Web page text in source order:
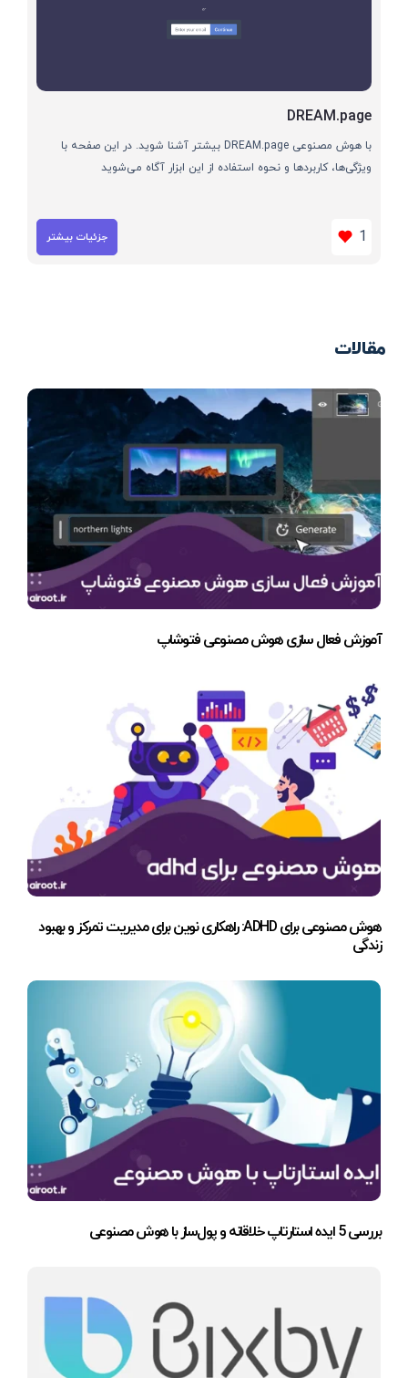
DREAM.page
با هوش مصنوعی DREAM.page بیشتر آشنا شوید. در این صفحه با
ویژگی‌ها، کاربردها و نحوه استفاده از این ابزار آگاه می‌شوید
1 جزئیات بیشتر
مقالات
آموزش فعال سازی هوش مصنوعی فتوشاپ
هوش مصنوعی برای ADHD: راهکاری نوین برای مدیریت تمرکز و بهبود
زندگی
بررسی 5 ایده استارتاپ خلاقانه و پول‌ساز با هوش مصنوعی